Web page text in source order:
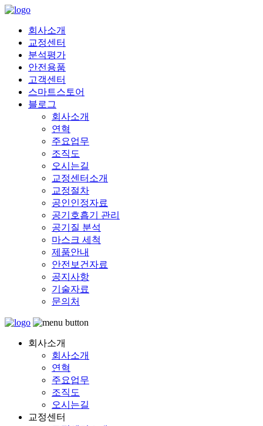
회사소개
교정센터
분석평가
안전용품
고객센터
스마트스토어
블로그
회사소개
연혁
주요업무
조직도
오시는길
교정센터소개
교정절차
공인인정자료
공기호흡기 관리
공기질 분석
마스크 세척
제품안내
안전보건자료
공지사항
기술자료
문의처
회사소개
회사소개
연혁
주요업무
조직도
오시는길
교정센터